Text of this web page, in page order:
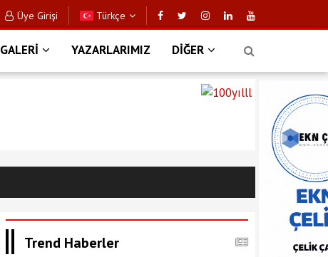
Üye Girişi Türkçe
GALERİ YAZARLARIMIZ DİĞER
Trend Haberler